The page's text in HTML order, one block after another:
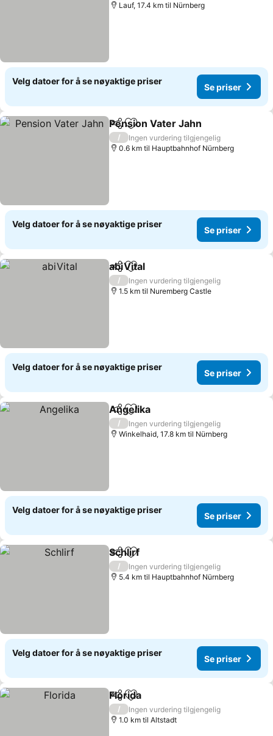
Lauf, 17.4 km til Nürnberg
Velg datoer for å se nøyaktige priser
Se priser
Del Legg til i favoritter
Pension Vater Jahn
/
Ingen vurdering tilgjengelig
0.6 km til Hauptbahnhof Nürnberg
Velg datoer for å se nøyaktige priser
Se priser
Del Legg til i favoritter
abiVital
/
Ingen vurdering tilgjengelig
1.5 km til Nuremberg Castle
Velg datoer for å se nøyaktige priser
Se priser
Del Legg til i favoritter
Angelika
/
Ingen vurdering tilgjengelig
Winkelhaid, 17.8 km til Nürnberg
Velg datoer for å se nøyaktige priser
Se priser
Del Legg til i favoritter
Schlirf
/
Ingen vurdering tilgjengelig
5.4 km til Hauptbahnhof Nürnberg
Velg datoer for å se nøyaktige priser
Se priser
Del Legg til i favoritter
Florida
/
Ingen vurdering tilgjengelig
1.0 km til Altstadt